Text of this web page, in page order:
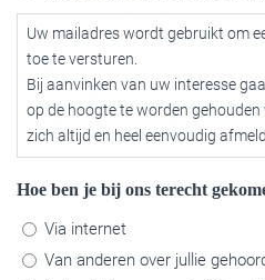
Uw mailadres wordt gebruikt om
toe te versturen.
Bij aanvinken van uw interesse
op de hoogte te worden
zich altijd en heel eenvoudig
Hoe ben je bij ons terecht
Via internet
Van anderen over jullie